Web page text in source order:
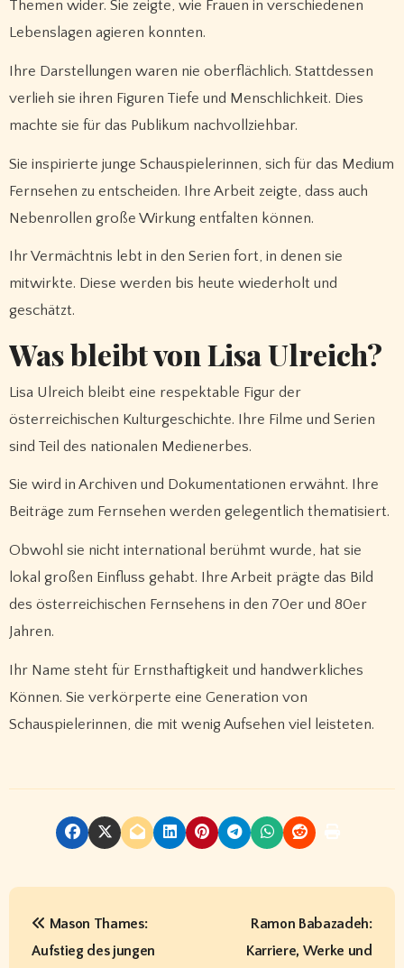
Themen wider. Sie zeigte, wie Frauen in verschiedenen
Lebenslagen agieren konnten.
Ihre Darstellungen waren nie oberflächlich. Stattdessen
verlieh sie ihren Figuren Tiefe und Menschlichkeit. Dies
machte sie für das Publikum nachvollziehbar.
Sie inspirierte junge Schauspielerinnen, sich für das Medium
Fernsehen zu entscheiden. Ihre Arbeit zeigte, dass auch
Nebenrollen große Wirkung entfalten können.
Ihr Vermächtnis lebt in den Serien fort, in denen sie
mitwirkte. Diese werden bis heute wiederholt und
geschätzt.
Was bleibt von Lisa Ulreich?
Lisa Ulreich bleibt eine respektable Figur der
österreichischen Kulturgeschichte. Ihre Filme und Serien
sind Teil des nationalen Medienerbes.
Sie wird in Archiven und Dokumentationen erwähnt. Ihre
Beiträge zum Fernsehen werden gelegentlich thematisiert.
Obwohl sie nicht international berühmt wurde, hat sie
lokal großen Einfluss gehabt. Ihre Arbeit prägte das Bild
des österreichischen Fernsehens in den 70er und 80er
Jahren.
Ihr Name steht für Ernsthaftigkeit und handwerkliches
Können. Sie verkörperte eine Generation von
Schauspielerinnen, die mit wenig Aufsehen viel leisteten.
P
Mason Thames:
Aufstieg des jungen
Ramon Babazadeh:
Karriere, Werke und